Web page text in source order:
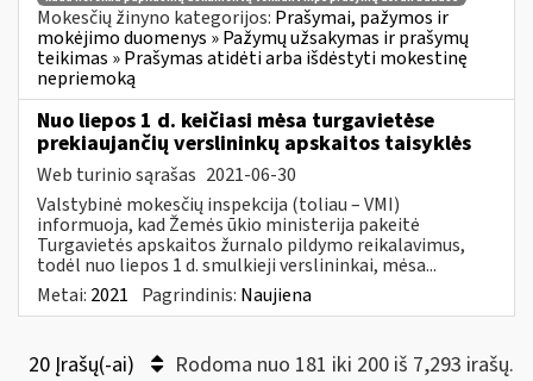
Mokesčių žinyno kategorijos: Prašymai, pažymos ir
mokėjimo duomenys » Pažymų užsakymas ir prašymų
teikimas » Prašymas atidėti arba išdėstyti mokestinę
nepriemoką
Nuo liepos 1 d. keičiasi mėsa turgavietėse
prekiaujančių verslininkų apskaitos taisyklės
Web turinio sąrašas 2021-06-30
Valstybinė mokesčių inspekcija (toliau – VMI)
informuoja, kad Žemės ūkio ministerija pakeitė
Turgavietės apskaitos žurnalo pildymo reikalavimus,
todėl nuo liepos 1 d. smulkieji verslininkai, mėsa...
Metai: 2021 Pagrindinis: Naujiena
20 Įrašų(-ai) Rodoma nuo 181 iki 200 iš 7,293 irašų.